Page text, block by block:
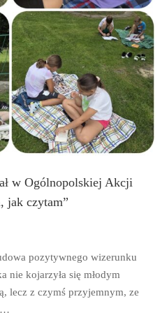
w Ogólnopolskiej Akcji
jak czytam”
pozytywnego wizerunku
nie kojarzyła się młodym
lecz z czymś przyjemnym, ze
…